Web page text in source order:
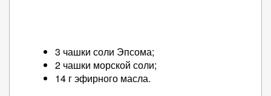
3 чашки соли Эпсома;
2 чашки морской соли;
14 г эфирного масла.